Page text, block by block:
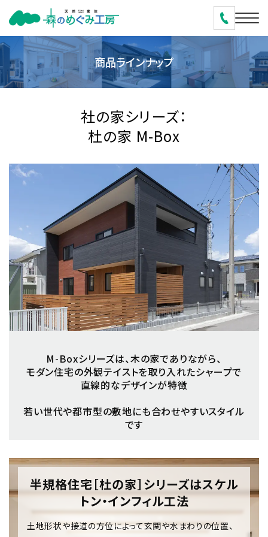
商品ラインナップ
社の家シリーズ：
杜の家 M-Box
M-Boxシリーズは、木の家でありながら、
モダン住宅の外観テイストを取り入れたシャープで
直線的なデザインが特徴
若い世代や都市型の敷地にも合わせやすいスタイル
です
半規格住宅［杜の家］シリーズはスケル
トン・インフィル工法
土地形状や接道の方位によって玄関や水まわりの位置、